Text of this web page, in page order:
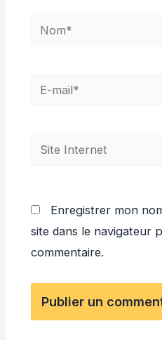
Nom*
E-
Site
Enregistrer mon
site dans le navigateur
commentaire.